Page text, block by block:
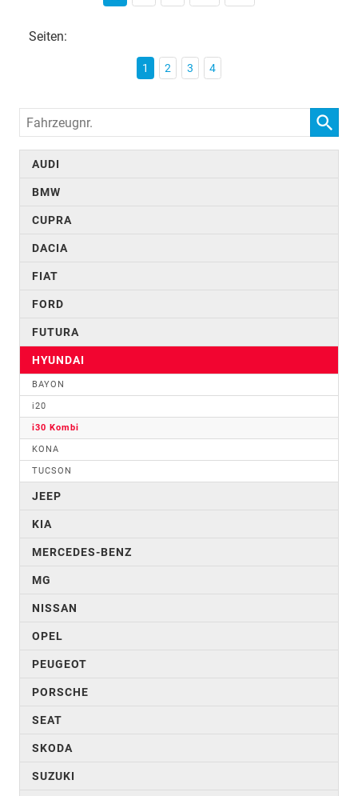
Seiten:
1 2 3 4
Fahrzeugnr.
AUDI
BMW
CUPRA
DACIA
FIAT
FORD
FUTURA
HYUNDAI
BAYON
i20
i30 Kombi
KONA
TUCSON
JEEP
KIA
MERCEDES-BENZ
MG
NISSAN
OPEL
PEUGEOT
PORSCHE
SEAT
SKODA
SUZUKI